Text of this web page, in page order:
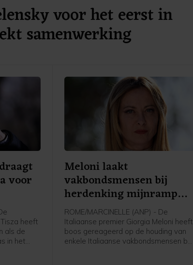
voor het eerst in
samenwerking
voor
heeft
als de
in het
Meloni laakt
vakbondsmensen bij
herdenking mijnramp
Marcinelle
ROME/MARCINELLE (ANP) - De
Italiaanse premier Giorgia Meloni heeft
boos gereageerd op de houding van
enkele Italiaanse vakbondsmensen bij